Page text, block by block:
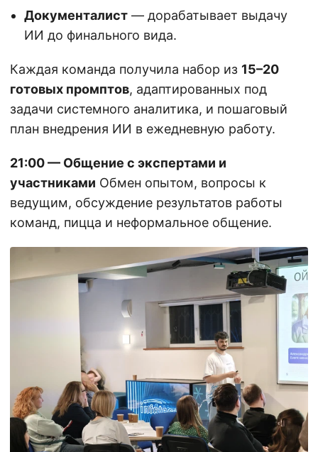
Документалист — дорабатывает выдачу
ИИ до финального вида.
Каждая команда получила набор из 15–20
готовых промптов, адаптированных под
задачи системного аналитика, и пошаговый
план внедрения ИИ в ежедневную работу.
21:00 — Общение с экспертами и
участниками Обмен опытом, вопросы к
ведущим, обсуждение результатов работы
команд, пицца и неформальное общение.